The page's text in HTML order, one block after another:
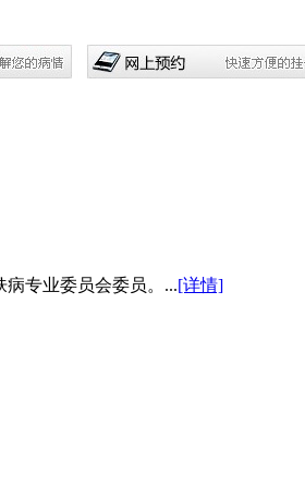
专业委员会委员。...[详情]